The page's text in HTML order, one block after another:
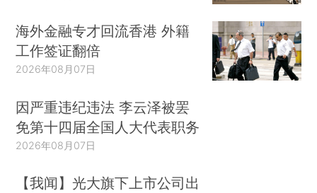
海外金融专才回流香港 外籍
工作签证翻倍
2026年08月07日
因严重违纪违法 李云泽被罢
免第十四届全国人大代表职务
2026年08月07日
【我闻】光大旗下上市公司出